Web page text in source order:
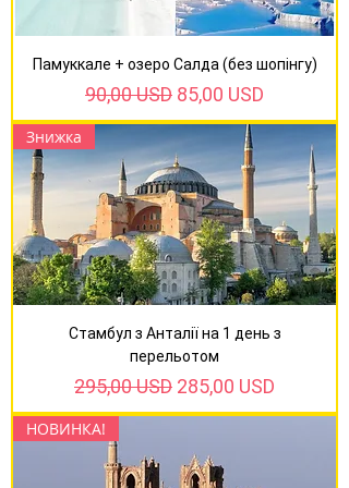
Памуккале + озеро Салда (без шопінгу)
Звичайна ціна
90,00 USD За розпродажем
85,00 USD
Знижка
Стамбул з Анталії на 1 день з
перельотом
Звичайна ціна
295,00 USD За розпродажем
285,00 USD
НОВИНКА!